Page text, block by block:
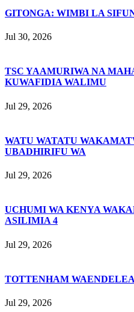
GITONGA: WIMBI LA
Jul 30, 2026
TSC YAAMURIWA NA
KUWAFIDIA WALIMU
Jul 29, 2026
WATU WATATU
UBADHIRIFU WA
Jul 29, 2026
UCHUMI WA KENYA
ASILIMIA 4
Jul 29, 2026
TOTTENHAM
Jul 29, 2026